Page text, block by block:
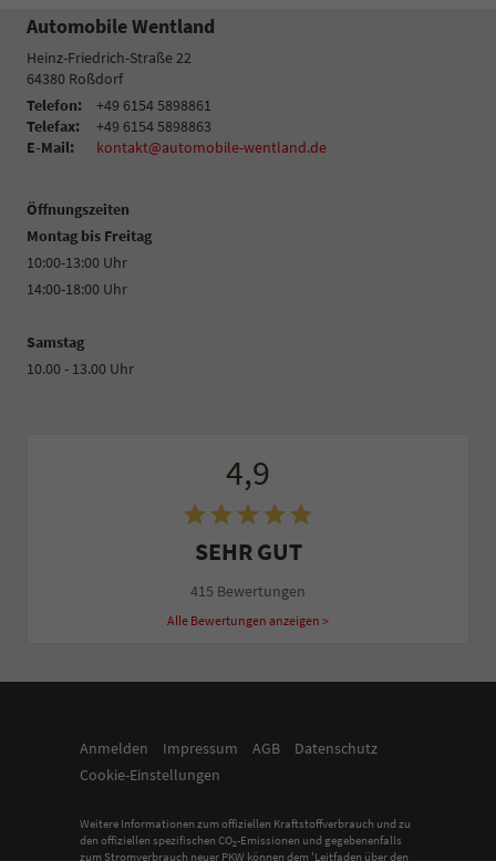
Automobile Wentland
Heinz-Friedrich-Straße 22
64380 Roßdorf
Telefon:
+49 6154 5898861
Telefax:
+49 6154 5898863
E-Mail:
kontakt@automobile-wentland.de
Öffnungszeiten
Montag bis Freitag
10:00-13:00 Uhr
14:00-18:00 Uhr
Samstag
10.00 - 13.00 Uhr
4,9
SEHR GUT
415 Bewertungen
Alle Bewertungen anzeigen >
Anmelden Impressum AGB
Datenschutz
Cookie-Einstellungen
Weitere Informationen zum offiziellen Kraftstoffverbrauch und zu
den offiziellen spezifischen CO2-Emissionen und gegebenenfalls
zum Stromverbrauch neuer PKW können dem 'Leitfaden über den